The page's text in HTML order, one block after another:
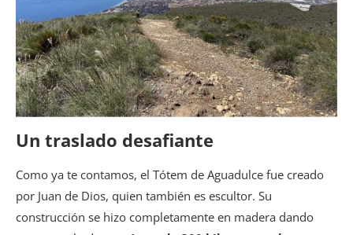
Un traslado desafiante
Como ya te contamos, el Tótem de Aguadulce fue creado
por Juan de Dios, quien también es escultor. Su
construcción se hizo completamente en madera dando